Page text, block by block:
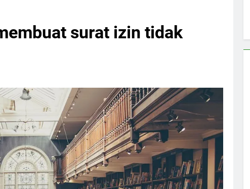
surat izin tidak